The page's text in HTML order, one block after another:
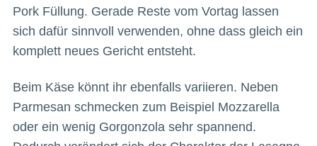
Pork Füllung. Gerade Reste vom Vortag lassen
sich dafür sinnvoll verwenden, ohne dass gleich ein
komplett neues Gericht entsteht.
Beim Käse könnt ihr ebenfalls variieren. Neben
Parmesan schmecken zum Beispiel Mozzarella
oder ein wenig Gorgonzola sehr spannend.